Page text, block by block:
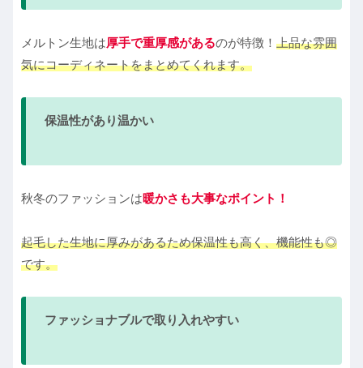
メルトン生地は厚手で重厚感があるのが特徴！ 上品な雰囲
気にコーディネートをまとめてくれます。
保温性があり温かい
秋冬のファッションは暖かさも大事なポイント！
起毛した生地に厚みがあるため保温性も高く、機能性も◎
です。
ファッショナブルで取り入れやすい